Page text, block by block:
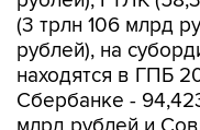
рублей), на
находятся в ГПБ
Сбербанке -
млрд рублей и
рублей.